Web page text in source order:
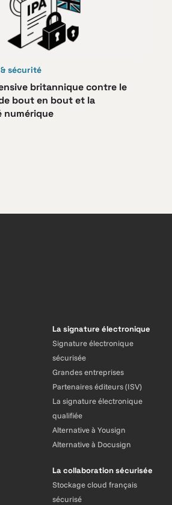
sécurité
britannique contre le
bout en bout et la
numérique
La signature électronique
Signature électronique
sécurisée
Grandes entreprises
Partenaires éditeurs (ISV)
La signature électronique
qualifiée
Alternative à Yousign
Alternative à Docusign
La collaboration sécurisée
Stockage cloud français
sécurisé